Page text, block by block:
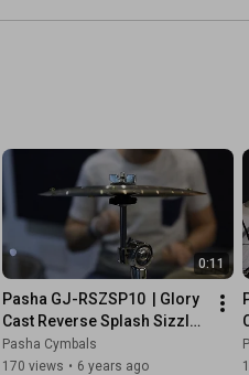
0:11
Pasha GJ-RSZSP10  | Glory
Cast Reverse Splash Sizzle
10”- Demo Video Sample |
Pasha Cymbals
Pasha Cymbals
170 views • 6 years ago